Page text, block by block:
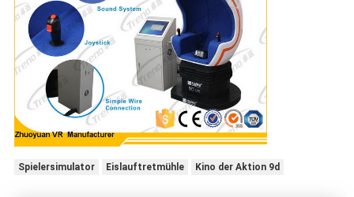
Spielersimulator Eislauftretmühle Kino der Aktion 9d